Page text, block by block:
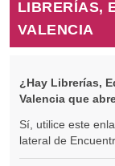
LIBRERÍAS,
VALENCIA
¿Hay Librerías,
Valencia que
Sí, utilice este
lateral de